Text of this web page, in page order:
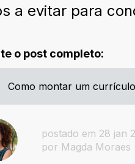
a evitar para
o post completo:
Como montar um
postado em 28 jan
por Magda Moraes